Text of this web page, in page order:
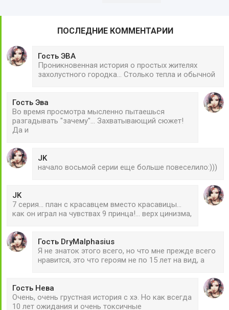
ПОСЛЕДНИЕ КОММЕНТАРИИ
Гость ЭВА
Проникновенная история о простых жителях
захолустного городка... Столько тепла и обычной
Гость Эва
Во время просмотра мысленно пытаешься
разгадывать "зачему"... Захватывающий сюжет!
Да и
JK
начало восьмой серии еще больше повеселило:)))
JK
7 серия... план с красавцем вместо красавицы...
как он играл на чувствах 9 принца!... верх цинизма,
Гость DryMalphasius
Я не знаток этого всего, но что мне прежде всего
нравится, это что героям не по 15 лет на вид, а
Гость Нева
Очень, очень грустная история с хэ. Но как всегда
10 лет ожидания и очень токсичные